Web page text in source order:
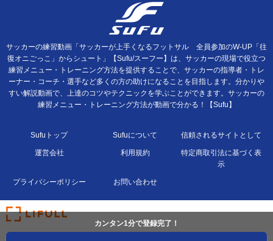
カンタン1分で登録完了！
サッカーの練習動画「サッカーが上手くなるフットサル 全員参加のW-UP「往
復オニごっこ」からシュート」【Sufu/スーフー】は、サッカーの現場で役立つ
練習メニュー・トレーニング方法を提供することで、サッカーの指導者・トレ
ーナー・コーチ・選手など多くの方の助けになることを目指します。分かりや
すい解説動画で、上達のコツやテクニックを学ぶことができます。サッカーの
練習メニュー・トレーニング方法が動画で分かる！【Sufu】
Sufuトップ Sufuについて 信頼されるサイトとして
運営会社 利用規約
特定商取引法に基づく表
示
プライバシーポリシー お問い合わせ